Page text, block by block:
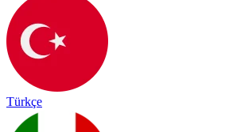
Türkçe